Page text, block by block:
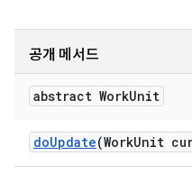
공개 메서드
abstract WorkUnit
doUpdate(WorkUnit